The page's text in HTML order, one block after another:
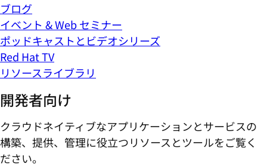
ブログ
イベント & Web セミナー
ポッドキャストとビデオシリーズ
Red Hat TV
リソースライブラリ
開発者向け
クラウドネイティブなアプリケーションとサービスの
構築、提供、管理に役立つリソースとツールをご覧く
ださい。